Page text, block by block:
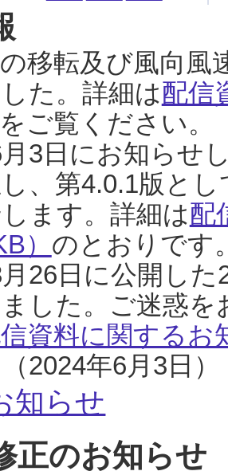
移転及び風向風
た。詳細は配信
をご覧ください。
3日にお知らせ
、第4.0.1版と
ます。詳細は配
） のとおりです
26日に公開し
した。ご迷惑
資料に関するお
2024年6月3日）
知らせ
正のお知らせ